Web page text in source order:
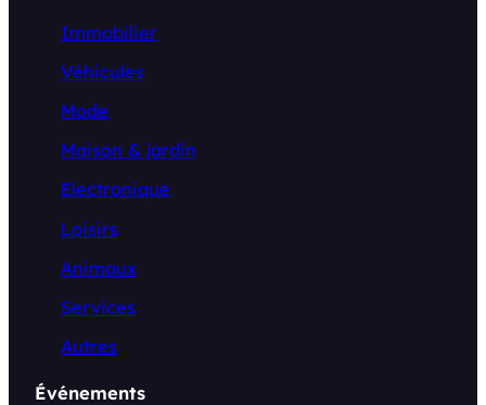
Immobilier
Véhicules
Mode
Maison & jardin
Electronique
Loisirs
Animaux
Services
Autres
Événements